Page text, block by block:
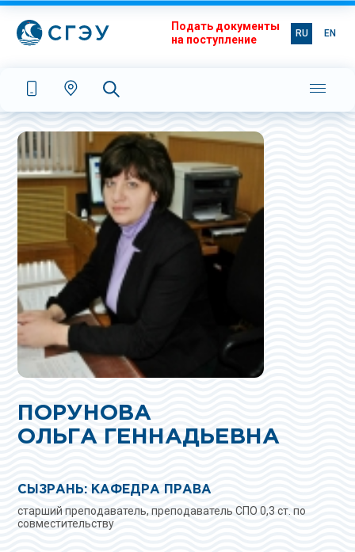
RU EN
Подать документы
на поступление
ПОРУНОВА
ОЛЬГА ГЕННАДЬЕВНА
СЫЗРАНЬ: КАФЕДРА ПРАВА
старший преподаватель, преподаватель СПО 0,3 ст. по
совместительству